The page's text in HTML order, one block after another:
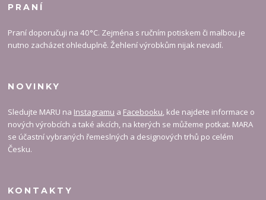
PRANÍ
Praní doporučuji na 40°C. Zejména s ručním potiskem či malbou je
nutno zacházet ohleduplně. Žehlení výrobkům nijak nevadí.
NOVINKY
Sledujte MARU na Instagramu a Facebooku, kde najdete informace o
nových výrobcích a také akcích, na kterých se můžeme potkat. MARA
se účastní vybraných řemeslných a designových trhů po celém
Česku.
KONTAKTY